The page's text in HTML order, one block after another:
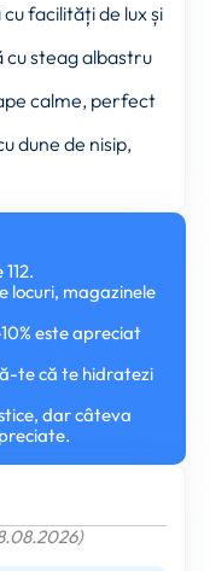
facilități de lux și
cu steag albastru
calme, perfect
dune de nisip,
locuri, magazinele
este apreciat
te că te hidratezi
dar câteva